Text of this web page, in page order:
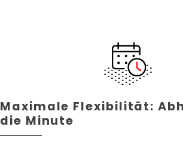
Maximale Flexibilität:
die Minute